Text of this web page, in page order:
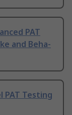
PAT
and Beha-
PAT Testing